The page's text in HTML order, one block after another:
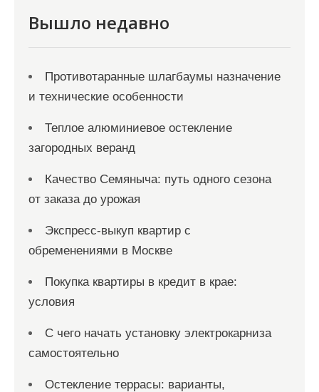
м
Вышло недавно
Противотаранные шлагбаумы назначение
и технические особенности
Теплое алюминиевое остекление
загородных веранд
Качество Семяныча: путь одного сезона
от заказа до урожая
Экспресс-выкуп квартир с
обременениями в Москве
Покупка квартиры в кредит в крае:
условия
С чего начать установку электрокарниза
самостоятельно
Остекление террасы: варианты,